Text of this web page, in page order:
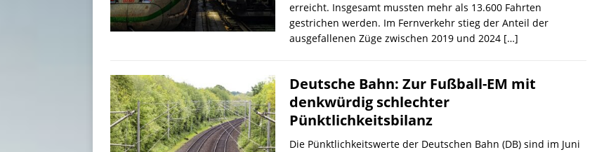
erreicht. Insgesamt mussten mehr als 13.600 Fahrten
gestrichen werden. Im Fernverkehr stieg der Anteil der
ausgefallenen Züge zwischen 2019 und 2024 […]
Deutsche Bahn: Zur Fußball-EM mit
denkwürdig schlechter
Pünktlichkeitsbilanz
Die Pünktlichkeitswerte der Deutschen Bahn (DB) sind im Juni